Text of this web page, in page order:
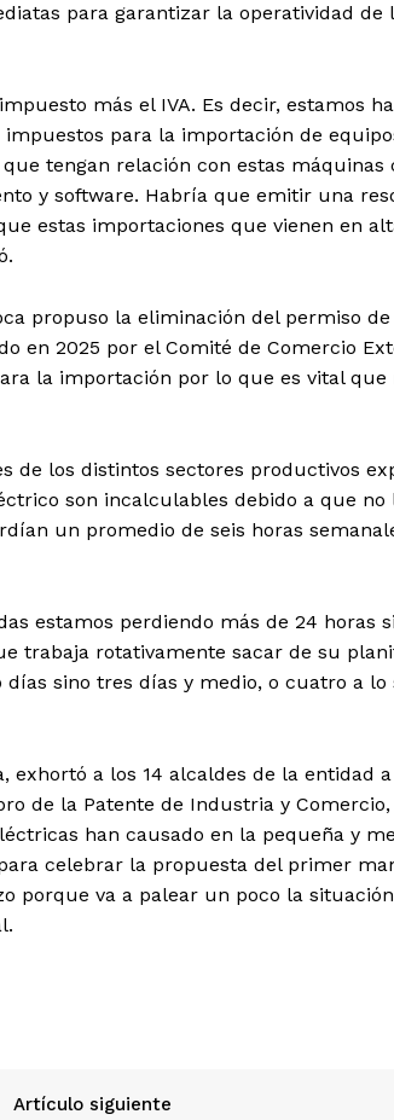
para garantizar la operatividad de
más el IVA. Es decir, estamos
para la importación de
tengan relación con estas máquinas
y software. Habría que emitir una
estas importaciones que vienen en
propuso la eliminación del permiso de
en 2025 por el Comité de Comercio
la importación por lo que es vital que
de los distintos sectores productivos
son incalculables debido a que no
un promedio de seis horas
estamos perdiendo más de 24 horas
trabaja rotativamente sacar de su
sino tres días y medio, o cuatro a lo
exhortó a los 14 alcaldes de la entidad a
de la Patente de Industria y
han causado en la pequeña y
celebrar la propuesta del primer
porque va a palear un poco la
Artículo siguiente